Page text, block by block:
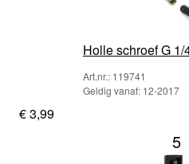
Holle schroef G
Art.nr.: 119741
Geldig vanaf: 12-2017
€ 3,99
5